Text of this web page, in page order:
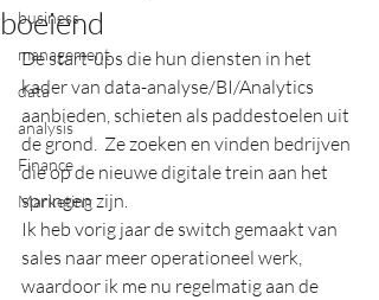
business
management
data
analysis
Finance
Marketing
boeiend
De start-ups die hun diensten in het
kader van data-analyse/BI/Analytics
aanbieden, schieten als paddestoelen uit
de grond.  Ze zoeken en vinden bedrijven
die op de nieuwe digitale trein aan het
springen zijn.
Ik heb vorig jaar de switch gemaakt van
sales naar meer operationeel werk,
waardoor ik me nu regelmatig aan de